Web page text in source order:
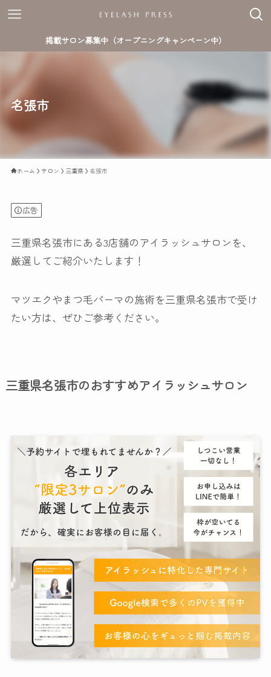
掲載サロン募集中（オープニングキャンペーン中）
名張市
ホーム サロン 三重県 名張市
広告
三重県名張市にある3店舗のアイラッシュサロンを、
厳選してご紹介いたします！
マツエクやまつ毛パーマの施術を三重県名張市で受け
たい方は、ぜひご参考ください。
三重県名張市のおすすめアイラッシュサロン